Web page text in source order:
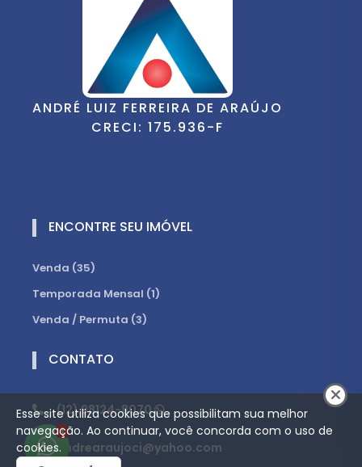
ANDRÉ LUIZ FERREIRA DE ARAÚJO
CRECI: 175.936-F
ENCONTRE SEU IMÓVEL
Venda (35)
Temporada Mensal (1)
Venda / Permuta (3)
CONTATO
(12) 98124-8070
andrearaujoci@yahoo.com
1
Esse site utiliza cookies que possibilitam sua melhor
navegação. Ao continuar, você concorda com o uso de
cookies.